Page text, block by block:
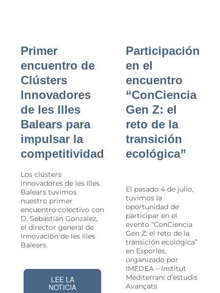
Primer
encuentro de
Clústers
Innovadores
de les Illes
Balears para
impulsar la
competitividad
Los clústers
innovadores de les Illes
Balears tuvimos
nuestro primer
encuentro colectivo con
D. Sebastián González,
el director general de
Innovación de les Illes
Balears.
LEE LA
NOTICIA
Participación
en el
encuentro
“ConCiencia
Gen Z: el
reto de la
transición
ecológica”
El pasado 4 de julio,
tuvimos la
oportunidad de
participar en el
evento “ConCiencia
Gen Z: el reto de la
transición ecológica”
en Esporles,
organizado por
IMEDEA – Institut
Mediterrani d’estudis
Avançats